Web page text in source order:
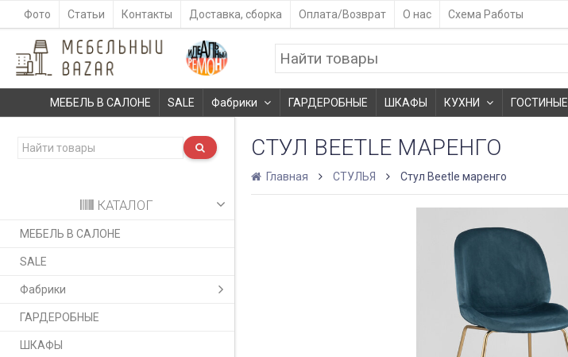
Фото Статьи Контакты Доставка, сборка Оплата/Возврат О нас Схема Работы
МЕБЕЛЬ В САЛОНЕ SALE Фабрики ГАРДЕРОБНЫЕ ШКАФЫ КУХНИ ГОСТИНЫЕ
КАТАЛОГ
МЕБЕЛЬ В САЛОНЕ
SALE
Фабрики
ГАРДЕРОБНЫЕ
ШКАФЫ
СТУЛ BEETLE МАРЕНГО
Главная СТУЛЬЯ Стул Beetle маренго